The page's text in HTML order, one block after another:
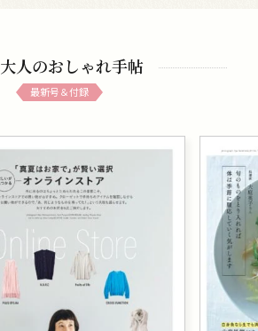
大人のおしゃれ手帖
最新号＆付録